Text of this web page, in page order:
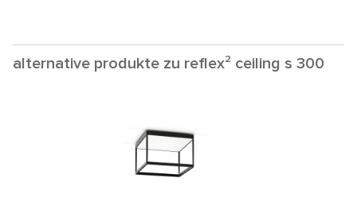
alternative produkte zu reflex² ceiling s 300